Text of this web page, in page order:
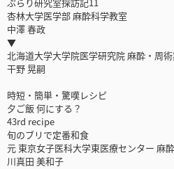
杏林大学医学部 麻酔科学教室
中澤 春政
▼
北海道大学大学院医学研究院 麻酔・周
干野 晃嗣
時短・簡単・驚嘆レシピ
夕ご飯 何にする？
43rd recipe
旬のブリで定番和食
元 東京女子医科大学東医療センター 麻
川真田 美和子